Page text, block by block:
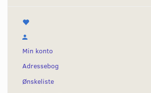
Min konto
Adressebog
Ønskeliste